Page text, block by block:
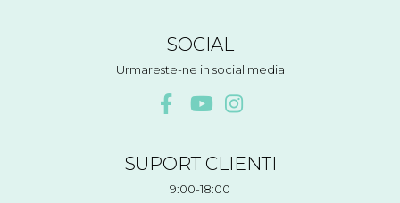
SOCIAL
Urmareste-ne in social media
SUPORT CLIENTI
9:00-18:00